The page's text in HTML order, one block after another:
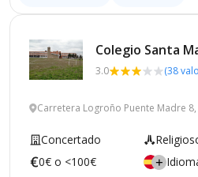
Colegio Santa
3.0 (38
Carretera Logroño Puente Madre
Concertado
0€ o <100€